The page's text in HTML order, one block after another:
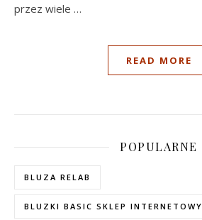
przez wiele …
READ MORE
POPULARNE
BLUZA RELAB
BLUZKI BASIC SKLEP INTERNETOWY